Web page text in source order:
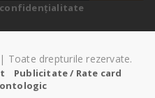
confidențialitate
| Toate drepturile rezervate.
Publicitate / Rate card